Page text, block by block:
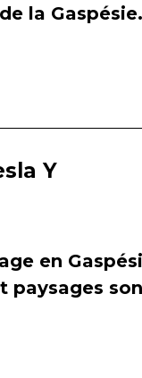
la Gaspésie.
Y
en
paysages